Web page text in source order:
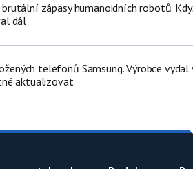
brutální zápasy humanoidních robotů.
dál
telefonů Samsung. Výrobce
aktualizovat